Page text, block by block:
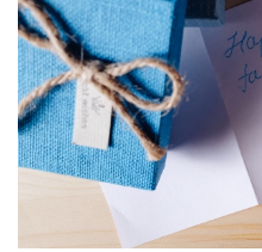
a
b
o
o
k